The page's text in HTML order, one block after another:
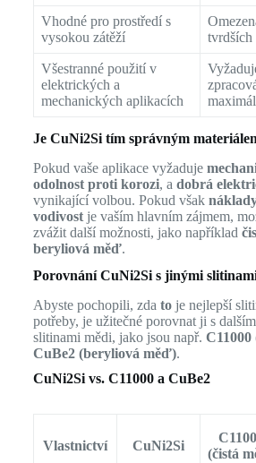
Vhodné pro prostředí s
vysokou zátěží
tvrdších
Všestranné použití v
elektrických a
mechanických aplikacích
Je CuNi2Si tím správným
Pokud vaše aplikace vyžaduje
odolnost proti korozi, a dobrá
vynikající volbou. Pokud však
vodivostje vaším hlavním zájmem,
zvážit další možnosti, jako například
beryliová měď.
Porovnání CuNi2Si s jinými
Abyste pochopili, zda toje nejlepší
potřeby, je užitečné porovnat ji s
slitinami mědi, jako jsou např.
CuBe2 (beryliová měď).
CuNi2Si vs. C11000 a CuBe2
Vlastnictví CuNi2Si
(čistá